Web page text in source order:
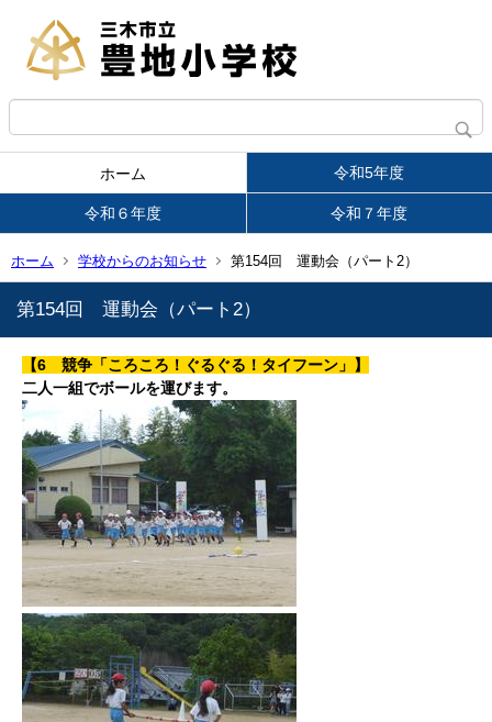
ホーム 令和5年度
令和６年度 令和７年度
ホーム 学校からのお知らせ 第154回 運動会（パート2）
第154回 運動会（パート2）
【6 競争「ころころ！ぐるぐる！タイフーン」】
二人一組でボールを運びます。